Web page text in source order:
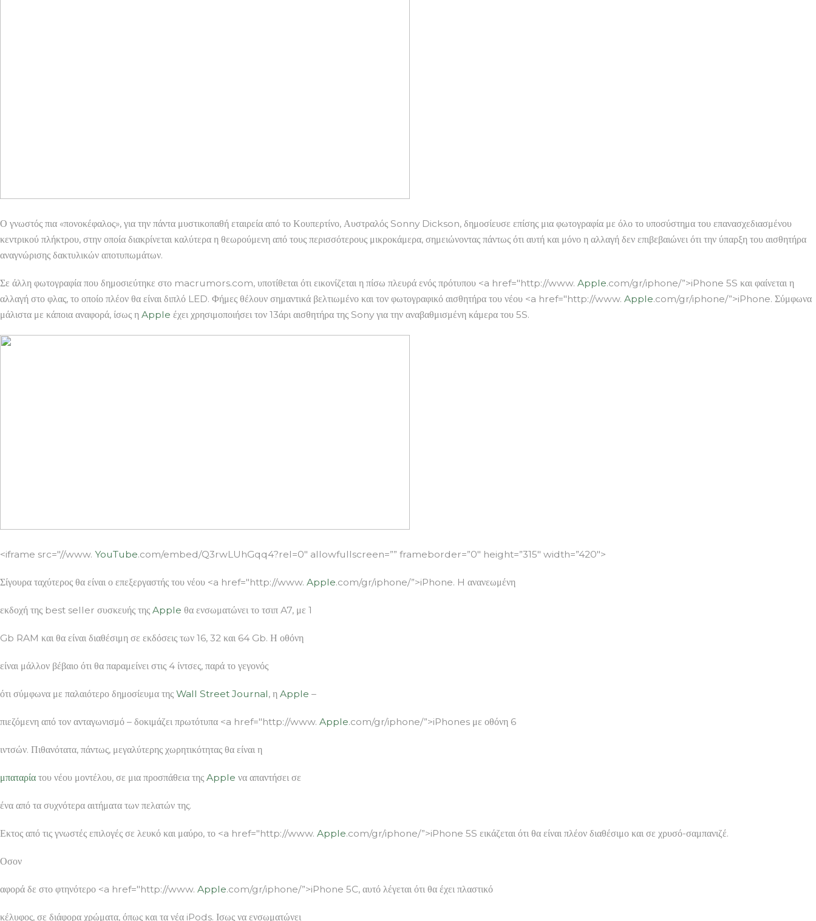
Ο γνωστός πια «πονοκέφαλος», για την πάντα μυστικοπαθή εταιρεία από το Κουπερτίνο, Αυστραλός Sonny Dickson, δημοσίευσε επίσης μια φωτογραφία με όλο το υποσύστημα του επανασχεδιασμένου
κεντρικού πλήκτρου, στην οποία διακρίνεται καλύτερα η θεωρούμενη από τους περισσότερους μικροκάμερα, σημειώνοντας πάντως ότι αυτή και μόνο η αλλαγή δεν επιβεβαιώνει ότι την ύπαρξη του αισθητήρα
αναγνώρισης δακτυλικών αποτυπωμάτων.
Σε άλλη φωτογραφία που δημοσιεύτηκε στο macrumors.com, υποτίθεται ότι εικονίζεται η πίσω πλευρά ενός πρότυπου <a href="http://www. Apple.com/gr/iphone/”>iPhone 5S και φαίνεται η
αλλαγή στο φλας, το οποίο πλέον θα είναι διπλό LED. Φήμες θέλουν σημαντικά βελτιωμένο και τον φωτογραφικό αισθητήρα του νέου <a href="http://www. Apple.com/gr/iphone/”>iPhone. Σύμφωνα
μάλιστα με κάποια αναφορά, ίσως η Apple έχει χρησιμοποιήσει τον 13άρι αισθητήρα της Sony για την αναβαθμισμένη κάμερα του 5S.
<iframe src="//www. YouTube.com/embed/Q3rwLUhGqq4?rel=0″ allowfullscreen=”” frameborder=”0″ height=”315″ width=”420″>
Σίγουρα ταχύτερος θα είναι ο επεξεργαστής του νέου <a href="http://www. Apple.com/gr/iphone/”>iPhone. H ανανεωμένη
εκδοχή της best seller συσκευής της Apple θα ενσωματώνει το τσιπ A7, με 1
Gb RAM και θα είναι διαθέσιμη σε εκδόσεις των 16, 32 και 64 Gb. Η οθόνη
είναι μάλλον βέβαιο ότι θα παραμείνει στις 4 ίντσες, παρά το γεγονός
ότι σύμφωνα με παλαιότερο δημοσίευμα της Wall Street Journal, η Apple –
πιεζόμενη από τον ανταγωνισμό – δοκιμάζει πρωτότυπα <a href="http://www. Apple.com/gr/iphone/”>iPhones με οθόνη 6
ιντσών. Πιθανότατα, πάντως, μεγαλύτερης χωρητικότητας θα είναι η
μπαταρία του νέου μοντέλου, σε μια προσπάθεια της Apple να απαντήσει σε
ένα από τα συχνότερα αιτήματα των πελατών της.
Εκτος από τις γνωστές επιλογές σε λευκό και μαύρο, το <a href="http://www. Apple.com/gr/iphone/”>iPhone 5S εικάζεται ότι θα είναι πλέον διαθέσιμο και σε χρυσό-σαμπανιζέ.
Οσον
αφορά δε στο φτηνότερο <a href="http://www. Apple.com/gr/iphone/”>iPhone 5C, αυτό λέγεται ότι θα έχει πλαστικό
κέλυφος, σε διάφορα χρώματα, όπως και τα νέα iPods. Ισως να ενσωματώνει